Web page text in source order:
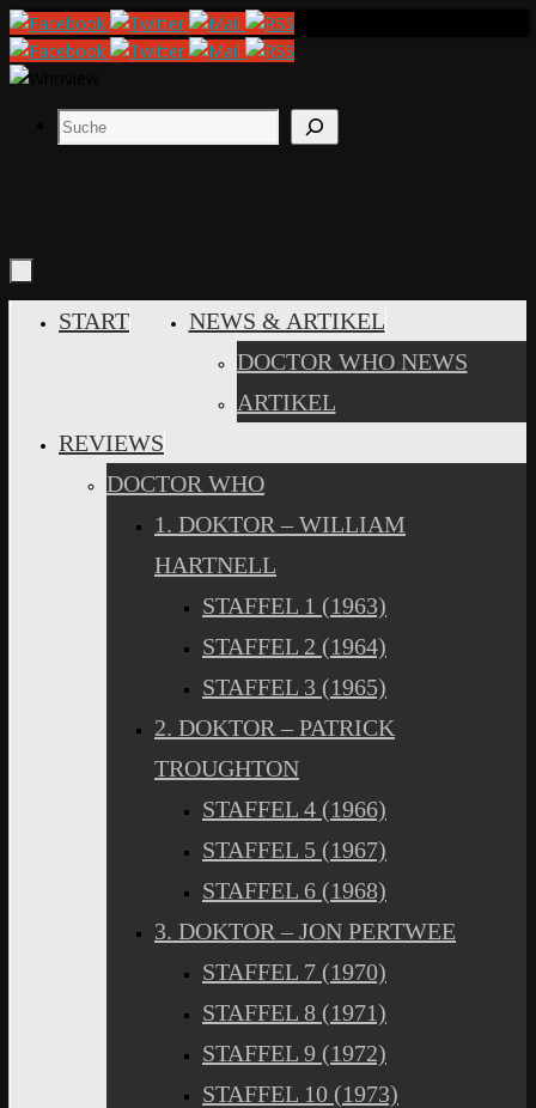
Zum
Inhalt
springen
Suchen
INHALT
START
NEWS & ARTIKEL
DOCTOR WHO NEWS
ARTIKEL
REVIEWS
DOCTOR WHO
1. DOKTOR – WILLIAM
HARTNELL
STAFFEL 1 (1963)
STAFFEL 2 (1964)
STAFFEL 3 (1965)
2. DOKTOR – PATRICK
TROUGHTON
STAFFEL 4 (1966)
STAFFEL 5 (1967)
STAFFEL 6 (1968)
3. DOKTOR – JON PERTWEE
STAFFEL 7 (1970)
STAFFEL 8 (1971)
STAFFEL 9 (1972)
STAFFEL 10 (1973)